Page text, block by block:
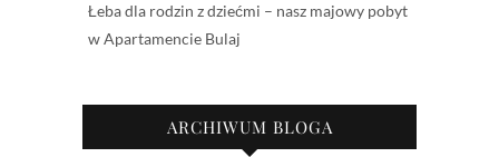
Łeba dla rodzin z dziećmi – nasz majowy pobyt
w Apartamencie Bulaj
ARCHIWUM BLOGA